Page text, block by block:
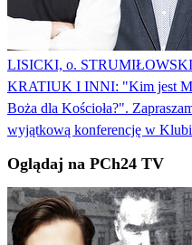
LISICKI, o.
KRATIUK I INNI: "Kim jest
Boża dla Kościoła?".
wyjątkową konferencję w
Oglądaj na PCh24 TV